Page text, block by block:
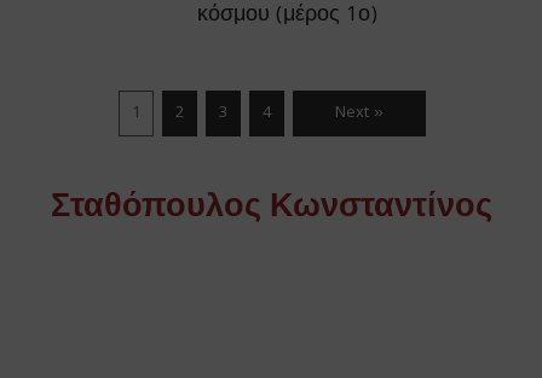
κόσμου (μέρος 1ο)
1 2 3 4 Next »
Σταθόπουλος Κωνσταντίνος